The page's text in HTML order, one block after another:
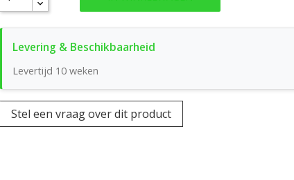
Levertijd 10 weken
Stel een vraag over dit product